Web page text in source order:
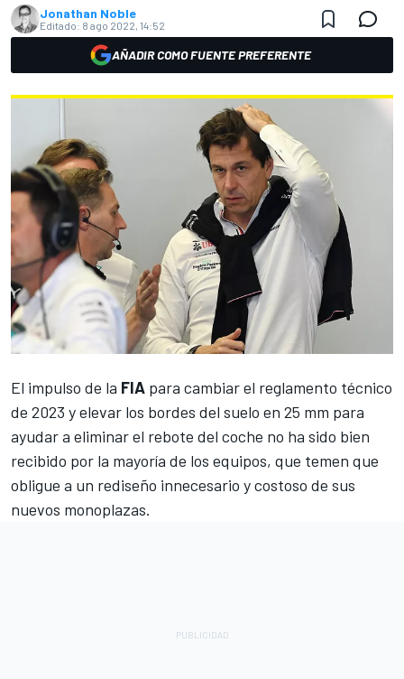
Jonathan Noble
Editado: 8 ago 2022, 14:52
AÑADIR COMO FUENTE PREFERENTE
El impulso de la FIA para cambiar el reglamento técnico
de 2023 y elevar los bordes del suelo en 25 mm para
ayudar a eliminar el rebote del coche no ha sido bien
recibido por la mayoría de los equipos, que temen que
obligue a un rediseño innecesario y costoso de sus
nuevos monoplazas.